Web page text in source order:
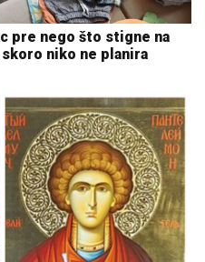
pre nego što stigne na
niko ne planira